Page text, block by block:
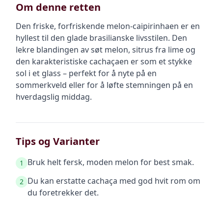
Om denne retten
Den friske, forfriskende melon-caipirinhaen er en
hyllest til den glade brasilianske livsstilen. Den
lekre blandingen av søt melon, sitrus fra lime og
den karakteristiske cachaçaen er som et stykke
sol i et glass – perfekt for å nyte på en
sommerkveld eller for å løfte stemningen på en
hverdagslig middag.
Tips og Varianter
1 Bruk helt fersk, moden melon for best smak.
2 Du kan erstatte cachaça med god hvit rom om
du foretrekker det.